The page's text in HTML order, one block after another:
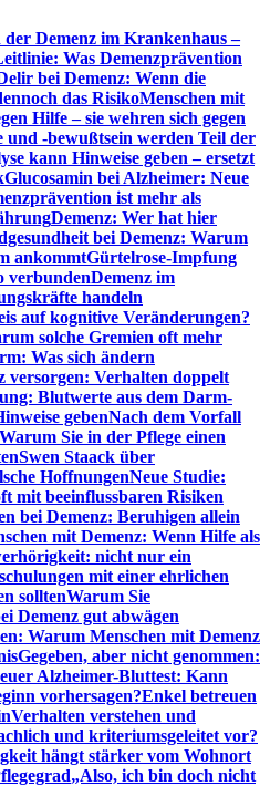
der Demenz im Krankenhaus –
Was Demenzprävention
bei Demenz: Wenn die
das RisikoMenschen mit
Hilfe – sie wehren sich gegen
und -bewußtsein werden Teil der
kann Hinweise geben – ersetzt
Glucosamin bei Alzheimer: Neue
ist mehr als
Demenz: Wer hat hier
bei Demenz: Warum
ankommtGürtelrose-Impfung
verbundenDemenz im
handeln
auf kognitive Veränderungen?
solche Gremien oft mehr
Was sich ändern
versorgen: Verhalten doppelt
Blutwerte aus dem Darm-
gebenNach dem Vorfall
Sie in der Pflege einen
Swen Staack über
HoffnungenNeue Studie:
mit beeinflussbaren Risiken
bei Demenz: Beruhigen allein
mit Demenz: Wenn Hilfe als
nicht nur ein
mit einer ehrlichen
solltenWarum Sie
Demenz gut abwägen
Warum Menschen mit Demenz
Gegeben, aber nicht genommen:
Alzheimer-Bluttest: Kann
vorhersagen?Enkel betreuen
Verhalten verstehen und
und kriteriumsgeleitet vor?
hängt stärker vom Wohnort
„Also, ich bin doch nicht